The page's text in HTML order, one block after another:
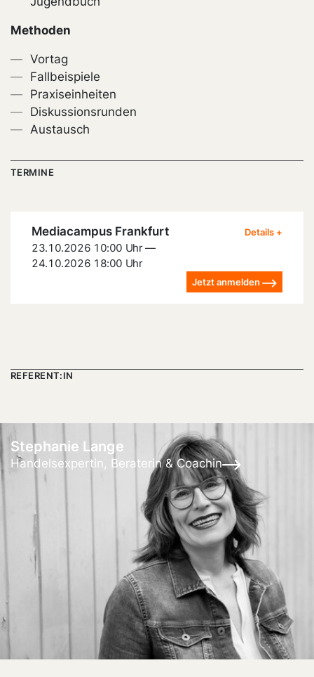
Methoden
Vortag
Fallbeispiele
Praxiseinheiten
Diskussionsrunden
Austausch
TERMINE
23.10.2026 10:00 Uhr —
24.10.2026 18:00 Uhr
Mediacampus Frankfurt
Jetzt anmelden
REFERENT:IN
Stephanie Lange
Handelsexpertin, Beraterin & Coachin